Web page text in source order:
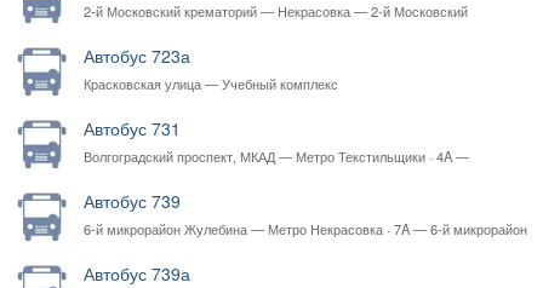
2-й Московский крематорий — Некрасовка — 2-й Московский
Автобус 723а
Красковская улица — Учебный комплекс
Автобус 731
Волгоградский проспект, МКАД — Метро Текстильщики · 4A —
Автобус 739
6-й микрорайон Жулебина — Метро Некрасовка · 7A — 6-й микрорайон
Автобус 739а